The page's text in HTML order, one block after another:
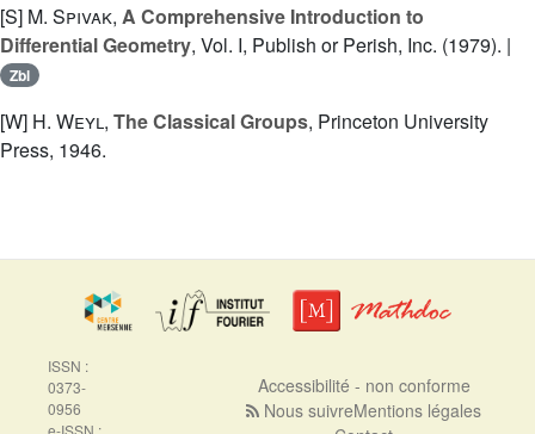
[S] M. Spivak, A Comprehensive Introduction to
Differential Geometry, Vol. I, Publish or Perish, Inc. (1979). |
Zbl
[W] H. Weyl, The Classical Groups, Princeton University
Press, 1946.
ISSN :
0373-
0956
e-ISSN :
Accessibilité - non conforme
Nous suivreMentions légales